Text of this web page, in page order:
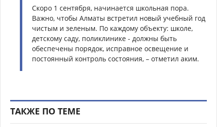
Скоро 1 сентября, начинается школьная пора.
Важно, чтобы Алматы встретил новый учебный год
чистым и зеленым. По каждому объекту: школе,
детскому саду, поликлинике - должны быть
обеспечены порядок, исправное освещение и
постоянный контроль состояния, – отметил аким.
ТАКЖЕ ПО ТЕМЕ